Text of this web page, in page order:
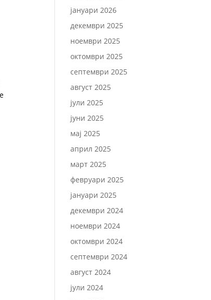
јануари 2026
декември 2025
ноември 2025
октомври 2025
септември 2025
август 2025
јули 2025
јуни 2025
мај 2025
април 2025
март 2025
февруари 2025
јануари 2025
декември 2024
ноември 2024
октомври 2024
септември 2024
август 2024
јули 2024